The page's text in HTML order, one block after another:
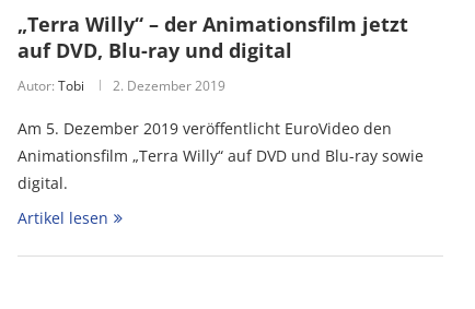
„Terra Willy“ – der Animationsfilm jetzt
auf DVD, Blu-ray und digital
Autor: Tobi 2. Dezember 2019
Am 5. Dezember 2019 veröffentlicht EuroVideo den
Animationsfilm „Terra Willy“ auf DVD und Blu-ray sowie
digital.
Artikel lesen